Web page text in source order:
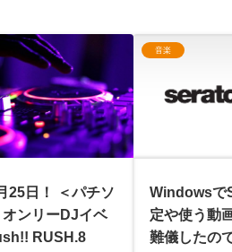
25日！ ＜パチソ
オンリーDJイベ
RUSH.8
音楽
Windowsで
定や使う動
難儀したの